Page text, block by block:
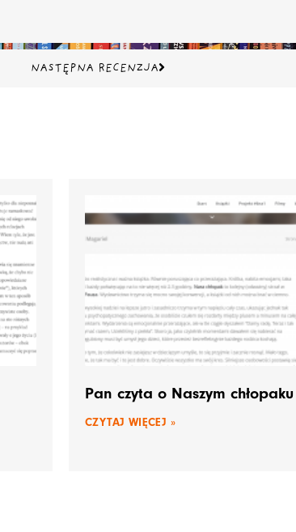
NASTĘPNA RECENZJANastępny
Pan czyta o Naszym chłopaku
CZYTAJ WIĘCEJ »